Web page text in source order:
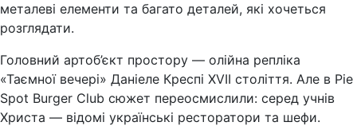
металеві елементи та багато деталей, які хочеться
розглядати.
Головний артоб’єкт простору — олійна репліка
«Таємної вечері» Даніеле Креспі XVII століття. Але в Pie
Spot Burger Club сюжет переосмислили: серед учнів
Христа — відомі українські ресторатори та шефи.